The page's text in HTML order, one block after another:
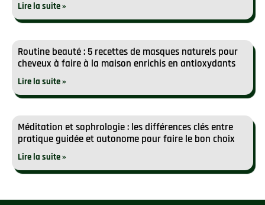
Lire la suite »
Routine beauté : 5 recettes de masques naturels pour
cheveux à faire à la maison enrichis en antioxydants
Lire la suite »
Méditation et sophrologie : les différences clés entre
pratique guidée et autonome pour faire le bon choix
Lire la suite »